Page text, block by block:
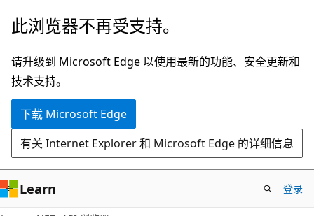
跳
主
要
内
跳
页
内
导
此浏览器不再受支持。
请升级到 Microsoft Edge 以使用最新的功能、安全更新和
技术支持。
下载 Microsoft Edge
有关 Internet Explorer 和 Microsoft Edge 的详细信息
Learn 登录